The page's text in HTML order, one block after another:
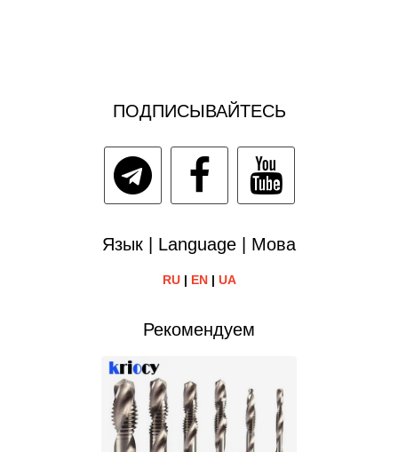
ПОДПИСЫВАЙТЕСЬ
Язык | Language | Мова
RU| EN| UA
Рекомендуем